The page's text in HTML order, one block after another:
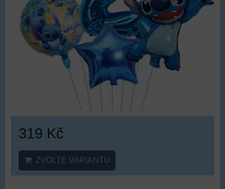
319 Kč
ZVOLTE VARIANTU